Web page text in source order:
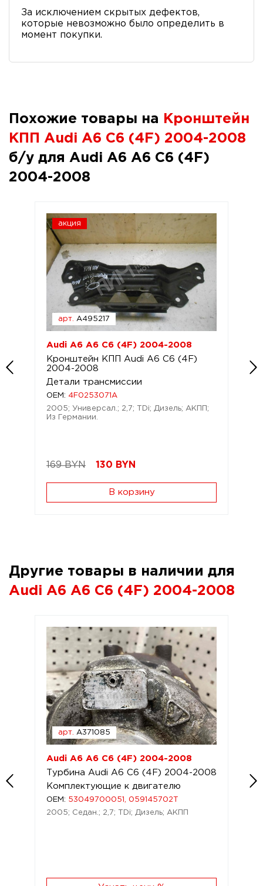
За исключением скрытых дефектов,
которые невозможно было определить в
момент покупки.
Похожие товары на
Кронштейн
КПП Audi A6 C6 (4F) 2004-2008
б/у для Audi A6 A6 C6 (4F)
2004-2008
акция
арт. A495217
Audi A6 A6 C6 (4F) 2004-2008
Кронштейн КПП Audi A6 C6 (4F)
2004-2008
Детали трансмиссии
OEM: 4F0253071A
2005; Универсал.; 2,7; TDi; Дизель; АКПП;
Из Германии.
169 BYN 130 BYN
В корзину
Другие товары в наличии для
Audi A6 A6 C6 (4F) 2004-2008
арт. A371085
Audi A6 A6 C6 (4F) 2004-2008
Турбина Audi A6 C6 (4F) 2004-2008
Комплектующие к двигателю
OEM: 53049700051, 059145702T
2005; Седан.; 2,7; TDi; Дизель; АКПП